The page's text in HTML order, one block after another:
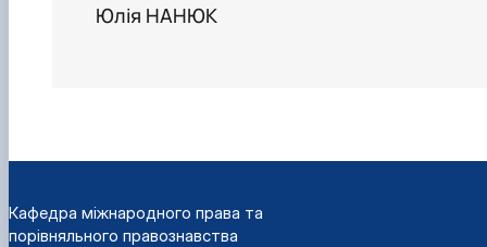
Юлія НАНЮК
Кафедра міжнародного права та
порівняльного правознавства